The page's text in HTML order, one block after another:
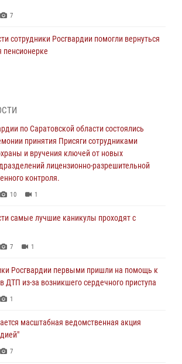
7
сотрудники Росгвардии помогли вернуться
пенсионерке
и вручения ключей от новых
лицензионно-разрешительной
контроля.
10 1
самые лучшие каникулы проходят с
Росгвардии первыми пришли на помощь к
из-за возникшего сердечного приступа
масштабная ведомственная акция
при содействии спецназа Росгвардии
в незаконном обороте наркотиков
по Саратовской области состоялись
принятия Присяги сотрудниками
и вручения ключей от новых
лицензионно-разрешительной
контроля.
10 1
самые лучшие каникулы проходят с
7 1
Росгвардии первыми пришли на помощь к
из-за возникшего сердечного приступа
1
масштабная ведомственная акция
7